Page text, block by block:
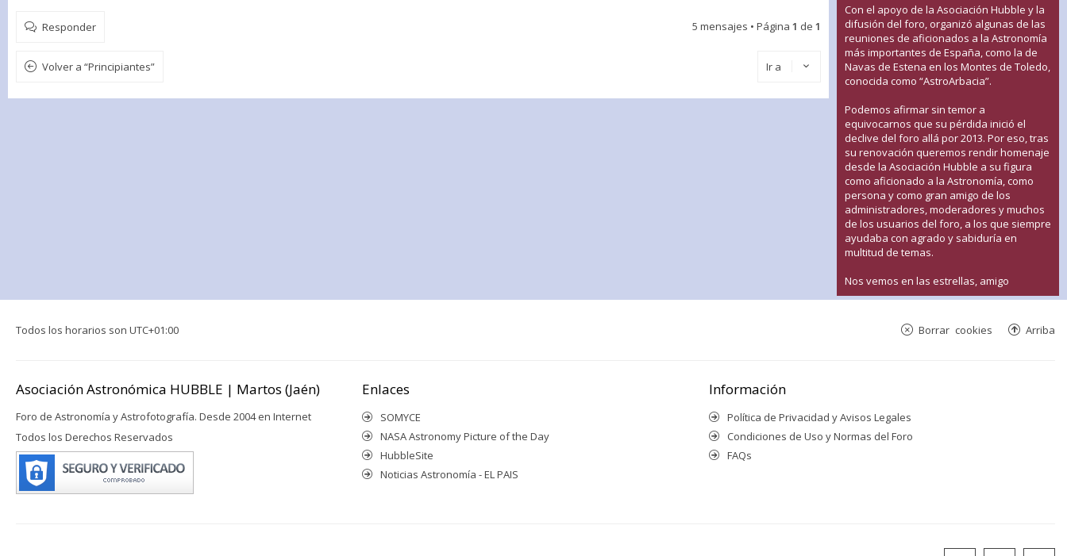
Responder 5 mensajes • Página 1 de 1
Volver a “Principiantes” Ir a
Con el apoyo de la Asociación Hubble y la
difusión del foro, organizó algunas de las
reuniones de aficionados a la Astronomía
más importantes de España, como la de
Navas de Estena en los Montes de Toledo,
conocida como “AstroArbacia”.
Podemos afirmar sin temor a
equivocarnos que su pérdida inició el
declive del foro allá por 2013. Por eso, tras
su renovación queremos rendir homenaje
desde la Asociación Hubble a su figura
como aficionado a la Astronomía, como
persona y como gran amigo de los
administradores, moderadores y muchos
de los usuarios del foro, a los que siempre
ayudaba con agrado y sabiduría en
multitud de temas.
Nos vemos en las estrellas, amigo
Todos los horarios son UTC+01:00 Arriba
Borrar cookies
Asociación Astronómica HUBBLE | Martos (Jaén)
Foro de Astronomía y Astrofotografía. Desde 2004 en Internet
Todos los Derechos Reservados
Enlaces
SOMYCE
NASA Astronomy Picture of the Day
HubbleSite
Noticias Astronomía - EL PAIS
Información
Política de Privacidad y Avisos Legales
Condiciones de Uso y Normas del Foro
FAQs